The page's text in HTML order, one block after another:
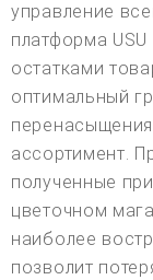
управление
платформа
остатками
оптимальный
ассортимент.
полученные
цветочном
наиболее
позволит